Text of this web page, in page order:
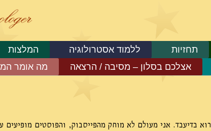
תחזיות ללמוד אסטרולוגיה המלצות
אצלכם בסלון – מסיבה / הרצאה מה אומר
בדיעבד. אני מעולם לא מוחק מהפייסבוק, והפוסטים מופיעים